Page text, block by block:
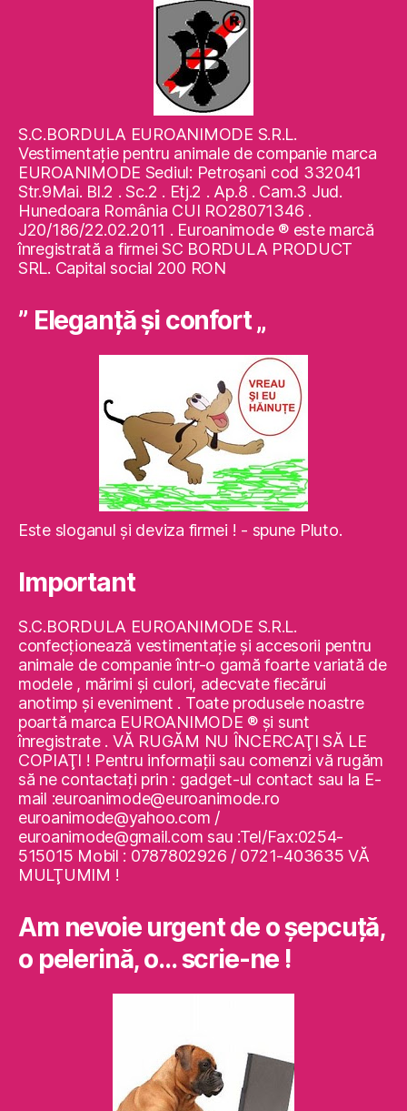
S.C.BORDULA EUROANIMODE S.R.L.
Vestimentaţie pentru animale de companie marca
EUROANIMODE Sediul: Petroşani cod 332041
Str.9Mai. Bl.2 . Sc.2 . Etj.2 . Ap.8 . Cam.3 Jud.
Hunedoara România CUI RO28071346 .
J20/186/22.02.2011 . Euroanimode ® este marcă
înregistrată a firmei SC BORDULA PRODUCT
SRL. Capital social 200 RON
” Eleganţă şi confort „
Este sloganul şi deviza firmei ! - spune Pluto.
Important
S.C.BORDULA EUROANIMODE S.R.L.
confecţionează vestimentaţie şi accesorii pentru
animale de companie într-o gamă foarte variată de
modele , mărimi şi culori, adecvate fiecărui
anotimp şi eveniment . Toate produsele noastre
poartă marca EUROANIMODE ® şi sunt
înregistrate . VĂ RUGĂM NU ÎNCERCAŢI SĂ LE
COPIAŢI ! Pentru informaţii sau comenzi vă rugăm
să ne contactaţi prin : gadget-ul contact sau la E-
mail :euroanimode@euroanimode.ro
euroanimode@yahoo.com /
euroanimode@gmail.com sau :Tel/Fax:0254-
515015 Mobil : 0787802926 / 0721-403635 VĂ
MULŢUMIM !
Am nevoie urgent de o şepcuţă,
o pelerină, o… scrie-ne !